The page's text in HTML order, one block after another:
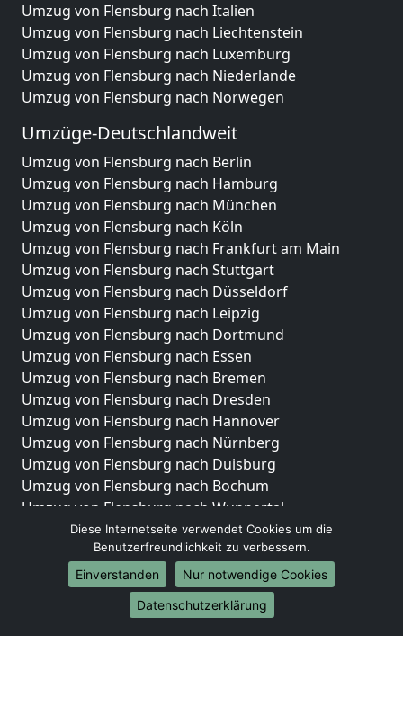
Umzug von Flensburg nach Italien
Umzug von Flensburg nach Liechtenstein
Umzug von Flensburg nach Luxemburg
Umzug von Flensburg nach Niederlande
Umzug von Flensburg nach Norwegen
Umzüge-Deutschlandweit
Umzug von Flensburg nach Berlin
Umzug von Flensburg nach Hamburg
Umzug von Flensburg nach München
Umzug von Flensburg nach Köln
Umzug von Flensburg nach Frankfurt am Main
Umzug von Flensburg nach Stuttgart
Umzug von Flensburg nach Düsseldorf
Umzug von Flensburg nach Leipzig
Umzug von Flensburg nach Dortmund
Umzug von Flensburg nach Essen
Umzug von Flensburg nach Bremen
Umzug von Flensburg nach Dresden
Umzug von Flensburg nach Hannover
Umzug von Flensburg nach Nürnberg
Umzug von Flensburg nach Duisburg
Umzug von Flensburg nach Bochum
Umzug von Flensburg nach Wuppertal
Umzug von Flensburg nach Bielefeld
Umzug von Flensburg nach Bonn
Umzug von Flensburg nach Münster
Internationale-Umzüge
Umzug von Flensburg nach Brasilien
Diese Internetseite verwendet Cookies um die
Benutzerfreundlichkeit zu verbessern.
Einverstanden
Nur notwendige Cookies
Datenschutzerklärung